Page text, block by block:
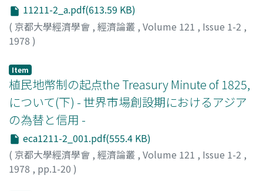
11211-2_a.pdf(613.59 KB)
( 京都大學經濟學會 , 經濟論叢 , Volume 121 , Issue 1-2 ,
1978 )
Item
植民地幣制の起点the Treasury Minute of 1825,
について(下) - 世界市場創設期におけるアジア
の為替と信用 -
eca1211-2_001.pdf(555.4 KB)
( 京都大學經濟學會 , 經濟論叢 , Volume 121 , Issue 1-2 ,
1978 , pp.1-20 )